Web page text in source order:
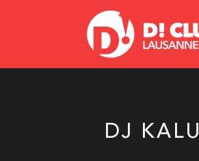
DJ KALU